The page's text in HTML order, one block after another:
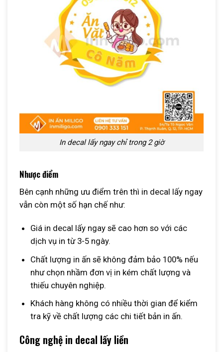
In decal lấy ngay chỉ trong 2 giờ
Nhược điểm
Bên cạnh những ưu điểm trên thì in decal lấy ngay
vẫn còn một số hạn chế như:
Giá in decal lấy ngay sẽ cao hơn so với các
dịch vụ in từ 3-5 ngày.
Chất lượng in ấn sẽ không đảm bảo 100% nếu
như chọn nhầm đơn vị in kém chất lượng và
thiếu chuyên nghiệp.
Khách hàng không có nhiều thời gian để kiểm
tra kỹ về chất lượng các chi tiết bản in ấn.
Công nghệ in decal lấy liền